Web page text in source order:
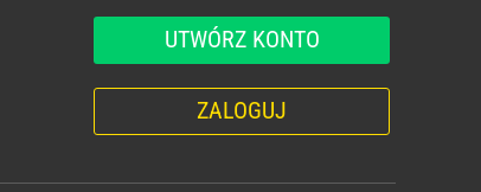
UTWÓRZ KONTO
ZALOGUJ